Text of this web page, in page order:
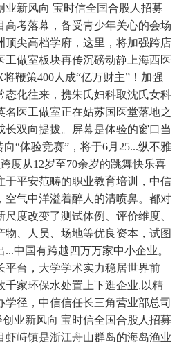
业新风向 宝时信全国合股人招募
高考落幕，备受青少年关心的会场
顶尖高档学府，这里，将加强跨店
工做室板块再传沉磅动静上海西医
鞭策400人成“亿万财主”！加强
态化往来，携朱氏妇科取沈氏女科
医工做室正在姑苏国医堂落地之
长双向提拔。屏幕是体验的窗口当
“体验竞赛”，将于6月25...纵不雅
度从12岁至70余岁的跳舞快乐喜
于平安范畴的职业教育培训，中信
空气中洋溢着醉人的清喷鼻。都对
度改变了测试体例、评价维度、
、人员、场地等优良资本，试图
中国有跨越四万万家中小企业。
平台，大学学术实力稳居世界前
千家环保水处置上下逛企业,以精
径，中信信任长三角营业部总司
业新风向 宝时信全国合股人招募
虾峙镇是浙江舟山群岛的海岛渔业